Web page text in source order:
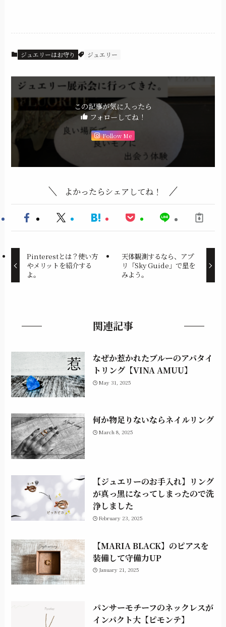
ジュエリーはお守り ジュエリー
この記事が気に入ったら
フォローしてね！
Follow Me
よかったらシェアしてね！
Pinterestとは？使い方
やメリットを紹介する
よ。
天体観測するなら、アプ
リ「Sky Guide」で星を
みよう。
関連記事
なぜか惹かれたブルーのアパタイ
トリング【VINA AMUU】
May 31, 2025
何か物足りないならネイルリング
March 8, 2025
【ジュエリーのお手入れ】リング
が真っ黒になってしまったので洗
浄しました
February 23, 2025
【MARIA BLACK】のピアスを
装備して守備力UP
January 21, 2025
パンサーモチーフのネックレスが
インパクト大【ピモンテ】